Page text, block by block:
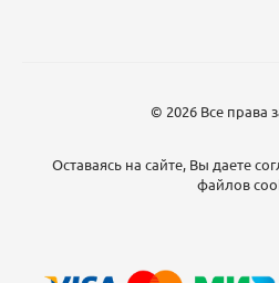
© 2026 Все права
Оставаясь на сайте, Вы даете
файлов